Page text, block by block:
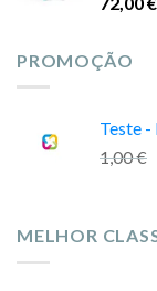
PROMOÇÃO
Teste
1,00€
MELHOR